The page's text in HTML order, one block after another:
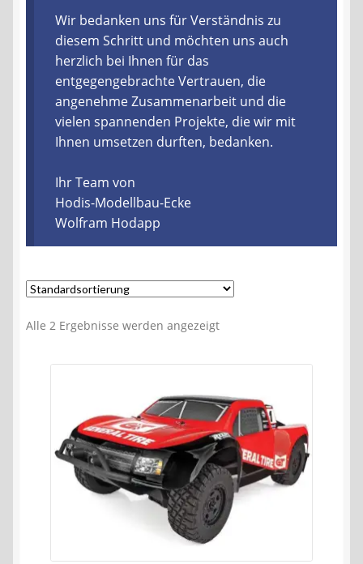
Batterien- und Akku Verordnung
Elektro- und Elektronikgeräte Verordnung
Öle- und Schmierstoff Verordnung
Vereine & Foren
Kontakt
Wir bedanken uns für Verständnis zu
diesem Schritt und möchten uns auch
herzlich bei Ihnen für das
entgegengebrachte Vertrauen, die
angenehme Zusammenarbeit und die
vielen spannenden Projekte, die wir mit
Ihnen umsetzen durften, bedanken.
Ihr Team von
Hodis-Modellbau-Ecke
Wolfram Hodapp
Alle 2 Ergebnisse werden angezeigt